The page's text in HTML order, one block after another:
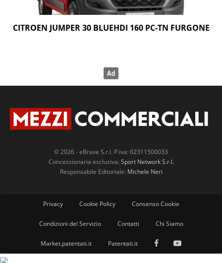
CITROEN JUMPER 30 BLUEHDI 160 PC-TN FURGONE
© 2026 - eBrave S.r.l. P.iva: 02311500033
Concessionaria esclusiva: Sport Network S.r.l.
Responsabile Editoriale: Michele Neri
Privacy Cookie Policy Consenso Cookie
Condizioni del Servizio Contatti Chi Siamo
Market.patentati.it Patentati.it